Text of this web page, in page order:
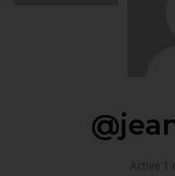
Active 1